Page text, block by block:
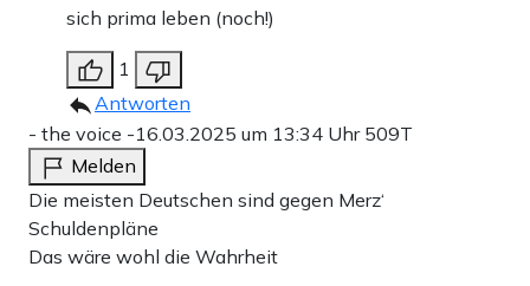
sich prima leben (noch!)
1
Antworten
- the voice -16.03.2025 um 13:34 Uhr 509T
Melden
Die meisten Deutschen sind gegen Merz‘
Schuldenpläne
Das wäre wohl die Wahrheit